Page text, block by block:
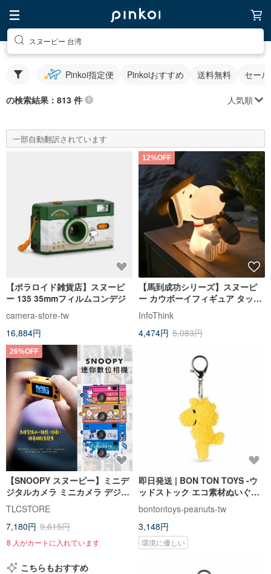
スヌーピー 台湾
Pinkoi指定便 Pinkoiおすすめ 送料無料 セー
の検索結果：813 件 人気順
一部自動翻訳されています
【ポラロイド雑貨店】スヌーピ
ー 135 35mmフィルムコンデジ
camera-store-tw
16,884円
12%OFF
【馬到成功シリーズ】スヌーピ
ー カウボーイフィギュア タッチ
ライト
InfoThink
4,474円 5,083円
26%OFF
【SNOOPY スヌーピー】ミニデ
ジタルカメラ ミニカメラ デジタ
ルカメラ ～4G メモリーカード付
き～
TLCSTORE
7,180円 9,615円
8 人がカートに入れています
即日発送 | BON TON TOYS -ウ
ッドストック エコ素材ぬいぐる
みキーホルダー-イエロー 7
bontontoys-peanuts-tw
3,148円
環境に優しい
こちらもおすすめ